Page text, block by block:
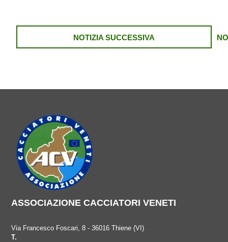
NOTIZIA SUCCESSIVA
ASSOCIAZIONE CACCIATORI VENETI
Via Francesco Foscari, 8 - 36016 Thiene (VI)
T.